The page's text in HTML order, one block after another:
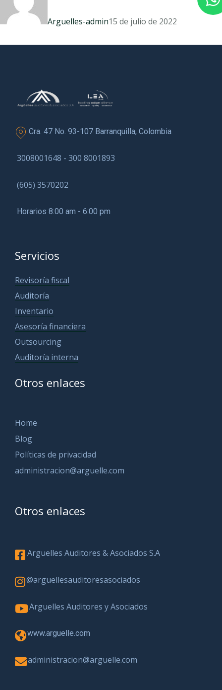
Arguelles-admin15 de julio de 2022
Cra. 47 No. 93-107 Barranquilla, Colombia
3008001648 - 300 8001893
(605) 3570202
Horarios 8:00 am - 6:00 pm
Servicios
Revisoría fiscal
Auditoría
Inventario
Asesoría financiera
Outsourcing
Auditoría interna
Otros enlaces
Home
Blog
Políticas de privacidad
administracion@arguelle.com
Otros enlaces
Arguelles Auditores & Asociados S.A
@arguellesauditoresasociados
Arguelles Auditores y Asociados
www.arguelle.com
administracion@arguelle.com